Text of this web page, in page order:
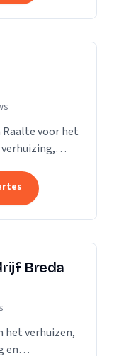
voor het
Breda
het verhuizen,
en